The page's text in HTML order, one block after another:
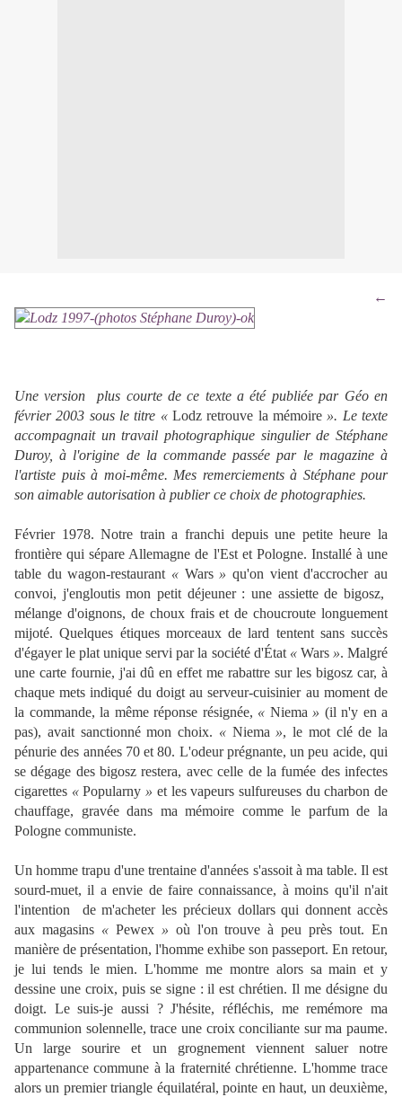
←
Une version plus courte de ce texte a été publiée par Géo en
février 2003 sous le titre « Lodz retrouve la mémoire ». Le texte
accompagnait un travail photographique singulier de Stéphane
Duroy, à l'origine de la commande passée par le magazine à
l'artiste puis à moi-même. Mes remerciements à Stéphane pour
son aimable autorisation à publier ce choix de photographies.
Février 1978. Notre train a franchi depuis une petite heure la
frontière qui sépare Allemagne de l'Est et Pologne. Installé à une
table du wagon-restaurant « Wars» qu'on vient d'accrocher au
convoi, j'engloutis mon petit déjeuner : une assiette de bigosz,
mélange d'oignons, de choux frais et de choucroute longuement
mijoté. Quelques étiques morceaux de lard tentent sans succès
d'égayer le plat unique servi par la société d'État « Wars». Malgré
une carte fournie, j'ai dû en effet me rabattre sur les bigosz car, à
chaque mets indiqué du doigt au serveur-cuisinier au moment de
la commande, la même réponse résignée, « Niema » (il n'y en a
pas), avait sanctionné mon choix. « Niema », le mot clé de la
pénurie des années 70 et 80. L'odeur prégnante, un peu acide, qui
se dégage des bigosz restera, avec celle de la fumée des infectes
cigarettes «Popularny » et les vapeurs sulfureuses du charbon de
chauffage, gravée dans ma mémoire comme le parfum de la
Pologne communiste.
Un homme trapu d'une trentaine d'années s'assoit à ma table. Il est
sourd-muet, il a envie de faire connaissance, à moins qu'il n'ait
l'intention de m'acheter les précieux dollars qui donnent accès
aux magasins « Pewex» où l'on trouve à peu près tout. En
manière de présentation, l'homme exhibe son passeport. En retour,
je lui tends le mien. L'homme me montre alors sa main et y
dessine une croix, puis se signe : il est chrétien. Il me désigne du
doigt. Le suis-je aussi ? J'hésite, réfléchis, me remémore ma
communion solennelle, trace une croix conciliante sur ma paume.
Un large sourire et un grognement viennent saluer notre
appartenance commune à la fraternité chrétienne. L'homme trace
alors un premier triangle équilatéral, pointe en haut, un deuxième,